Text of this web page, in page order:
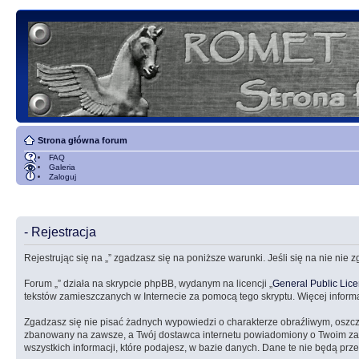
Strona główna forum
FAQ
Galeria
Zaloguj
- Rejestracja
Rejestrując się na „” zgadzasz się na poniższe warunki. Jeśli się na nie nie
Forum „” działa na skrypcie phpBB, wydanym na licencji „ General Public
tekstów zamieszczanych w Internecie za pomocą tego skryptu. Więcej
Zgadzasz się nie pisać żadnych wypowiedzi o charakterze obraźliwym,
zbanowany na zawsze, a Twój dostawca internetu powiadomiony o Twoim
wszystkich informacji, które podajesz, w bazie danych. Dane te nie będą